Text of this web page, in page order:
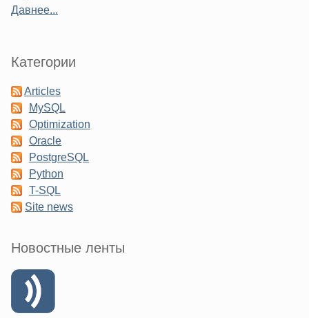
Давнее...
Категории
Articles
MySQL
Optimization
Oracle
PostgreSQL
Python
T-SQL
Site news
Новостные ленты